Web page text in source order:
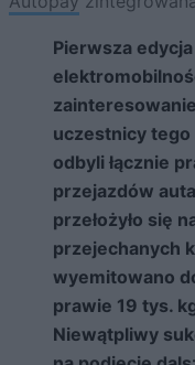
Pierwsza
uczestnicy
odbyli łącznie
przejazdów
przełożyło się
przejechanych
wyemitowano
prawie 19 tys.
Niewątpliwy